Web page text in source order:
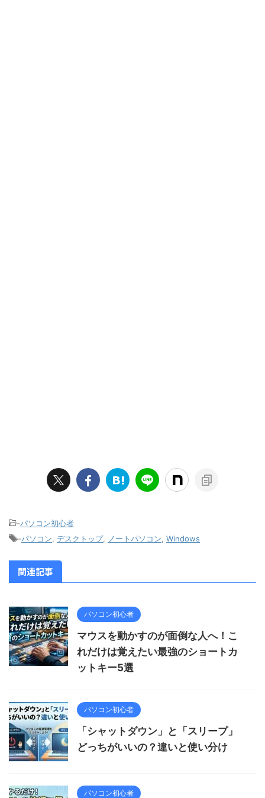
-パソコン初心者
-パソコン デスクトップ, ノートパソコン Windows
関連記事
パソコン初心者
マウスを動かすのが面倒な人へ！こ
れだけは覚えたい最強のショートカ
ットキー5選
パソコン初心者
「シャットダウン」と「スリープ」
どっちがいいの？違いと使い分け
パソコン初心者